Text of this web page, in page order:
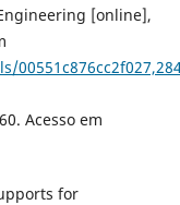
[online],
Acesso em
for